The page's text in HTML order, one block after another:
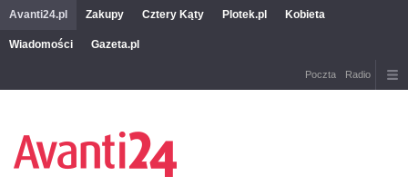
Avanti24.pl Zakupy Cztery Kąty Plotek.pl Kobieta
Wiadomości Gazeta.pl
Poczta Radio